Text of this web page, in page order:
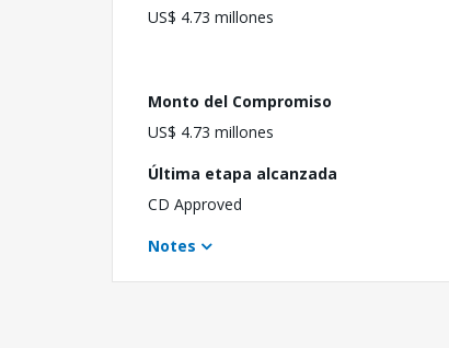
US$ 4.73 millones
Monto del Compromiso
US$ 4.73 millones
Última etapa alcanzada
CD Approved
Notes